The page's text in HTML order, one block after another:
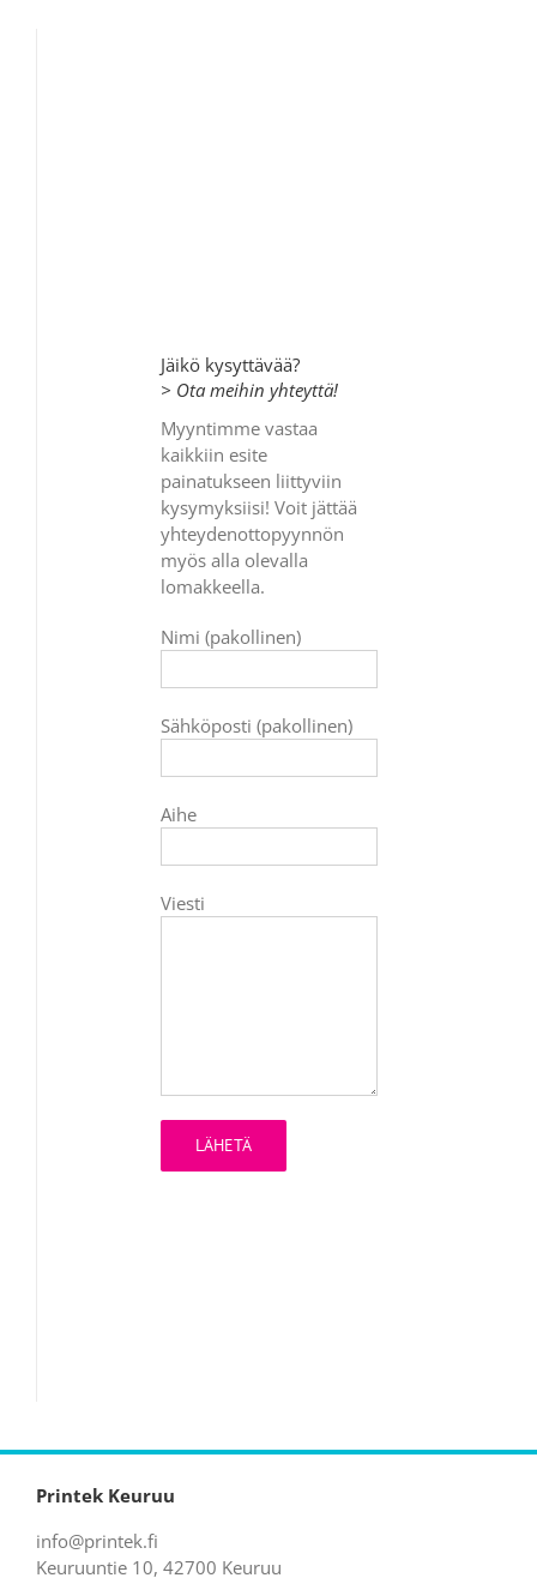
Jäikö kysyttävää?
> Ota meihin yhteyttä!
Myyntimme vastaa
kaikkiin esite
painatukseen liittyviin
kysymyksiisi! Voit jättää
yhteydenottopyynnön
myös alla olevalla
lomakkeella.
Nimi (pakollinen)
Sähköposti (pakollinen)
Aihe
Viesti
Printek Keuruu
info@printek.fi
Keuruuntie 10, 42700 Keuruu